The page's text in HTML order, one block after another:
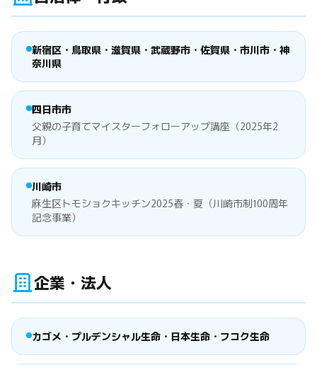
新宿区・鳥取県・滋賀県・武蔵野市・佐賀県・市川市・神
奈川県
四日市市
父親の子育てマイスターフォローアップ講座（2025年2
月）
川崎市
麻生区トモショクキッチン2025春・夏（川崎市制100周年
記念事業）
企業・法人
カゴメ・プルデンシャル生命・日本生命・フコク生命